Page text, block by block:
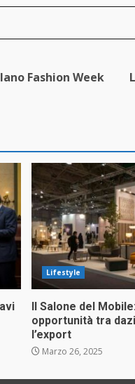
Fashion Week
Lifestyle
Il Salone del
opportunità tra
l’export
Marzo 26, 2025